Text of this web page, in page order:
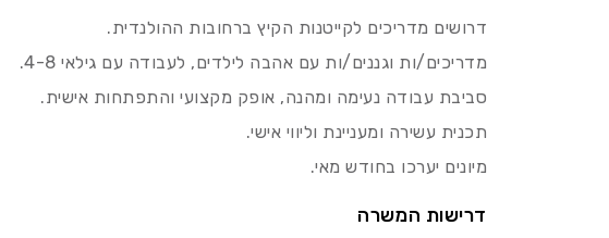
דרושים מדריכים לקייטנות הקיץ ברחובות ההולנדית.
מדריכים/ות וגננים/ות עם אהבה לילדים, לעבודה עם גילאי 4-8.
סביבת עבודה נעימה ומהנה, אופק מקצועי והתפתחות אישית.
תכנית עשירה ומעניינת וליווי אישי.
מיונים יערכו בחודש מאי.
דרישות המשרה